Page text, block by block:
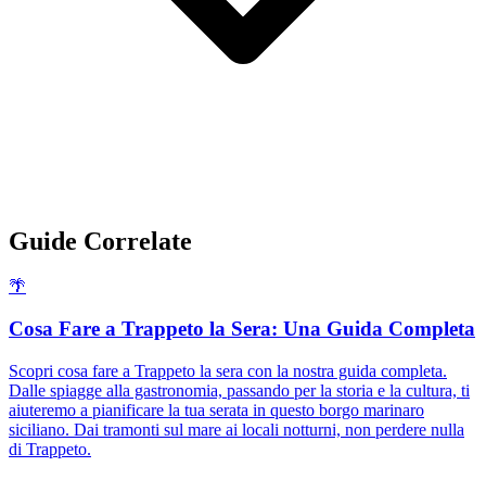
Guide Correlate
🌴
Cosa Fare a Trappeto la Sera: Una Guida Completa
Scopri cosa fare a Trappeto la sera con la nostra guida completa.
Dalle spiagge alla gastronomia, passando per la storia e la cultura, ti
aiuteremo a pianificare la tua serata in questo borgo marinaro
siciliano. Dai tramonti sul mare ai locali notturni, non perdere nulla
di Trappeto.